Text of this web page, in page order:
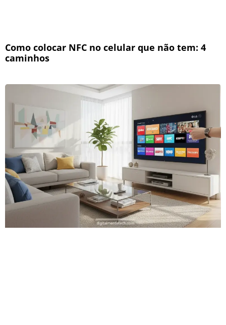
Como colocar NFC no celular que não tem: 4
caminhos